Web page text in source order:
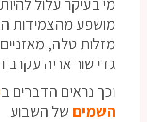
מושפע מהצמידות
מזלות טלה,
גדי שור אריה עקרב
וכך נראים הדברים ב
השמים של השבוע